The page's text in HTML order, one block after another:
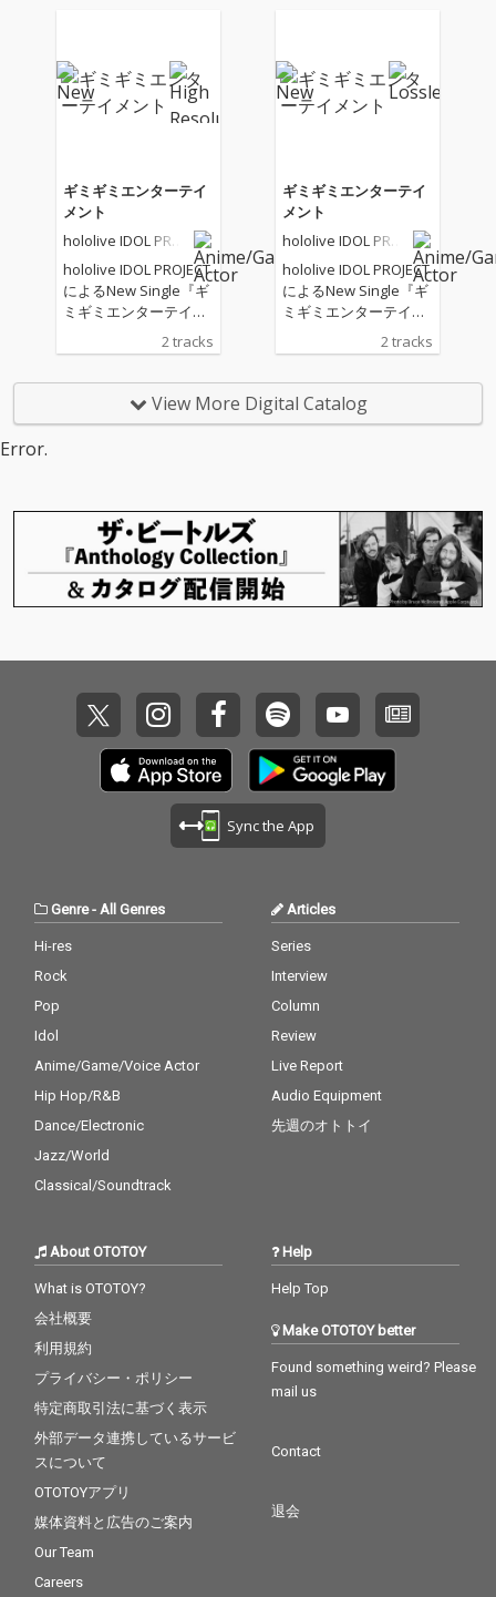
ギミギミエンターテイ
メント
hololive IDOL PROJ
hololive IDOL PROJECT
によるNew Single『ギ
ミギミエンターテイメ
2 tracks
ギミギミエンターテイ
メント
hololive IDOL PROJ
hololive IDOL PROJECT
によるNew Single『ギ
ミギミエンターテイメ
2 tracks
View More Digital Catalog
Error.
Sync the App
Genre- All Genres
Hi-res
Rock
Pop
Idol
Anime/Game/Voice Actor
Hip Hop/R&B
Dance/Electronic
Jazz/World
Classical/Soundtrack
Articles
Series
Interview
Column
Review
Live Report
Audio Equipment
先週のオトトイ
About OTOTOY
What is OTOTOY?
会社概要
利用規約
プライバシー・ポリシー
特定商取引法に基づく表示
外部データ連携しているサービ
スについて
OTOTOYアプリ
媒体資料と広告のご案内
Our Team
Careers
Help
Help Top
Make OTOTOY better
Found something weird? Please
mail us
Contact
退会